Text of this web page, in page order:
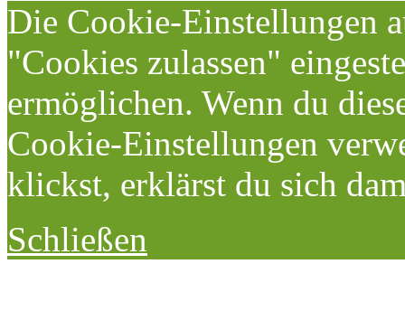
Die Cookie-Einstellungen
"Cookies zulassen"
ermöglichen. Wenn du
Cookie-Einstellungen
klickst, erklärst du sich
Schließen